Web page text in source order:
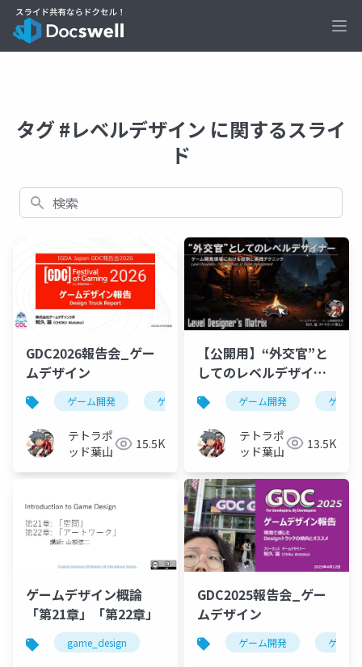
タグ #レベルデザイン に関するスライ
ド
検索
GDC2026報告会_ゲー
ムデザイン
ゲーム開発 ゲームデザイン レベルデザイン
テトラポ
ッド葉山
15.5K
【公開用】“外交官”と
してのレベルデザイナ
ー_Level Designer's
Matrix
ゲーム開発 ゲーム
テトラポ
ッド葉山
13.5K
ゲームデザイン概論
「第21章」「第22章」
game_design
GDC2025報告会_ゲー
ムデザイン
ゲーム開発 ゲーム